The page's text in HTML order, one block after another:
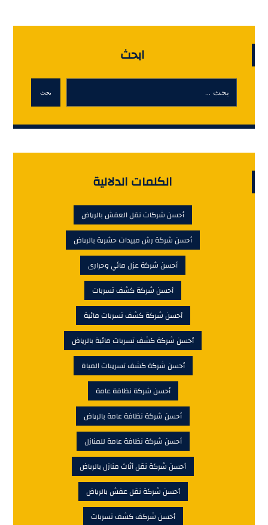
ابحث
بحث
الكلمات الدلالية
أحسن شركات نقل العفش بالرياض
أحسن شركة رش مبيدات حشرية بالرياض
أحسن شركة عزل مائي وحرارى
أحسن شركة كشف تسربات
أحسن شركة كشف تسربات مائية
أحسن شركة كشف تسربات مائية بالرياض
أحسن شركة كشف تسريبات المياة
أحسن شركة نظافة عامة
أحسن شركة نظافة عامة بالرياض
أحسن شركة نظافة عامة للمنازل
أحسن شركة نقل أثاث منازل بالرياض
أحسن شركة نقل عفش بالرياض
أحسن شركف كشف تسربات